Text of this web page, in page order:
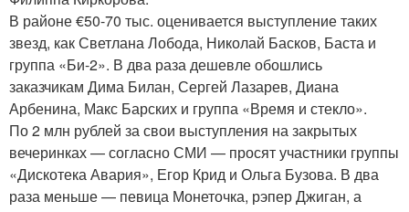
В районе €50-70 тыс. оценивается выступление таких
звезд, как Светлана Лобода, Николай Басков, Баста и
группа «Би-2». В два раза дешевле обошлись
заказчикам Дима Билан, Сергей Лазарев, Диана
Арбенина, Макс Барских и группа «Время и стекло».
По 2 млн рублей за свои выступления на закрытых
вечеринках — согласно СМИ — просят участники группы
«Дискотека Авария», Егор Крид и Ольга Бузова. В два
раза меньше — певица Монеточка, рэпер Джиган, а